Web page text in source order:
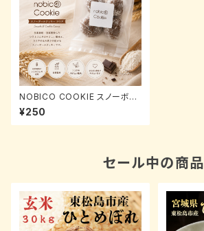
NOBICO COOKIE スノーボー
ルクッキー ココア｜自家製粉全
粒粉使用 4個入り
¥250
セール中の商品